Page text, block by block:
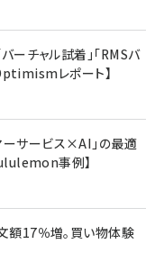
・グリコで学んだ失敗
貯めた株式投資
の組織」から「高め合う
っと見る
ーチャル試着」「RMSバ
レポート】
ーサービス×AI」の最適
事例】
額17％増。買い物体験